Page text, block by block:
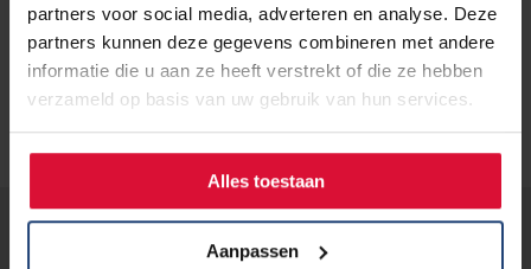
partners voor social media, adverteren en analyse. Deze
partners kunnen deze gegevens combineren met andere
informatie die u aan ze heeft verstrekt of die ze hebben
verzameld op basis van uw gebruik van hun services.
Alles toestaan
Aanpassen